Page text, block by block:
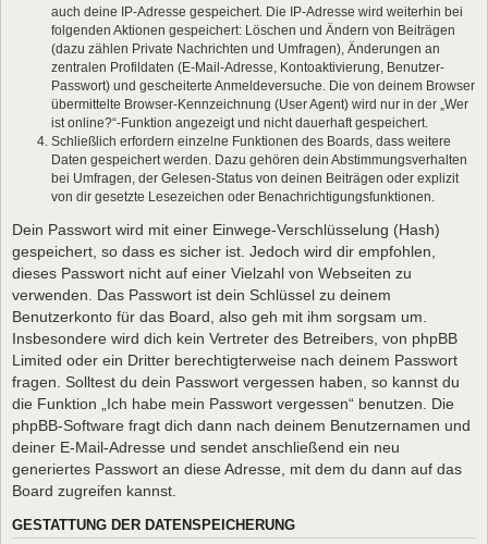
auch deine IP-Adresse gespeichert. Die IP-Adresse wird weiterhin bei
folgenden Aktionen gespeichert: Löschen und Ändern von Beiträgen
(dazu zählen Private Nachrichten und Umfragen), Änderungen an
zentralen Profildaten (E-Mail-Adresse, Kontoaktivierung, Benutzer-
Passwort) und gescheiterte Anmeldeversuche. Die von deinem Browser
übermittelte Browser-Kennzeichnung (User Agent) wird nur in der „Wer
ist online?“-Funktion angezeigt und nicht dauerhaft gespeichert.
Schließlich erfordern einzelne Funktionen des Boards, dass weitere
Daten gespeichert werden. Dazu gehören dein Abstimmungsverhalten
bei Umfragen, der Gelesen-Status von deinen Beiträgen oder explizit
von dir gesetzte Lesezeichen oder Benachrichtigungsfunktionen.
Dein Passwort wird mit einer Einwege-Verschlüsselung (Hash)
gespeichert, so dass es sicher ist. Jedoch wird dir empfohlen,
dieses Passwort nicht auf einer Vielzahl von Webseiten zu
verwenden. Das Passwort ist dein Schlüssel zu deinem
Benutzerkonto für das Board, also geh mit ihm sorgsam um.
Insbesondere wird dich kein Vertreter des Betreibers, von phpBB
Limited oder ein Dritter berechtigterweise nach deinem Passwort
fragen. Solltest du dein Passwort vergessen haben, so kannst du
die Funktion „Ich habe mein Passwort vergessen“ benutzen. Die
phpBB-Software fragt dich dann nach deinem Benutzernamen und
deiner E-Mail-Adresse und sendet anschließend ein neu
generiertes Passwort an diese Adresse, mit dem du dann auf das
Board zugreifen kannst.
GESTATTUNG DER DATENSPEICHERUNG